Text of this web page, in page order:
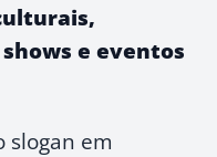
e eventos
slogan em